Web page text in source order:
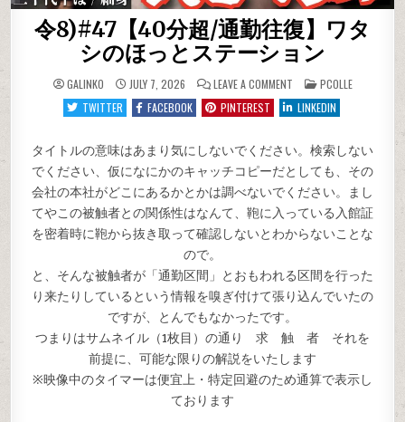
令8)#47【40分超/通勤往復】ワタ
シのほっとステーション
GALINKO JULY 7, 2026 LEAVE A COMMENTON
8)#47【40
分
勤
往
復】
ワ
タ
シ
の
ほ
っ
テ
ー
シ
ョ
POSTED
IN
PCOLLE
TWITTER
FACEBOOK PINTEREST LINKEDIN
タイトルの意味はあまり気にしないでください。検索しない
でください、仮になにかのキャッチコピーだとしても、その
会社の本社がどこにあるかとかは調べないでください。まし
てやこの被触者との関係性はなんて、鞄に入っている入館証
を密着時に鞄から抜き取って確認しないとわからないことな
ので。
と、そんな被触者が「通勤区間」とおもわれる区間を行った
り来たりしているという情報を嗅ぎ付けて張り込んでいたの
ですが、とんでもなかったです。
つまりはサムネイル（1枚目）の通り 求 触 者 それを
前提に、可能な限りの解説をいたします
※映像中のタイマーは便宜上・特定回避のため通算で表示し
ております